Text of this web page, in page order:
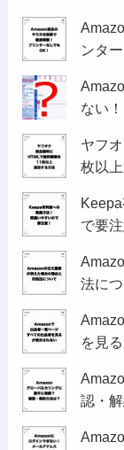
ンタ
ない
ヤフ
枚以
で要注
法に
を見
認・